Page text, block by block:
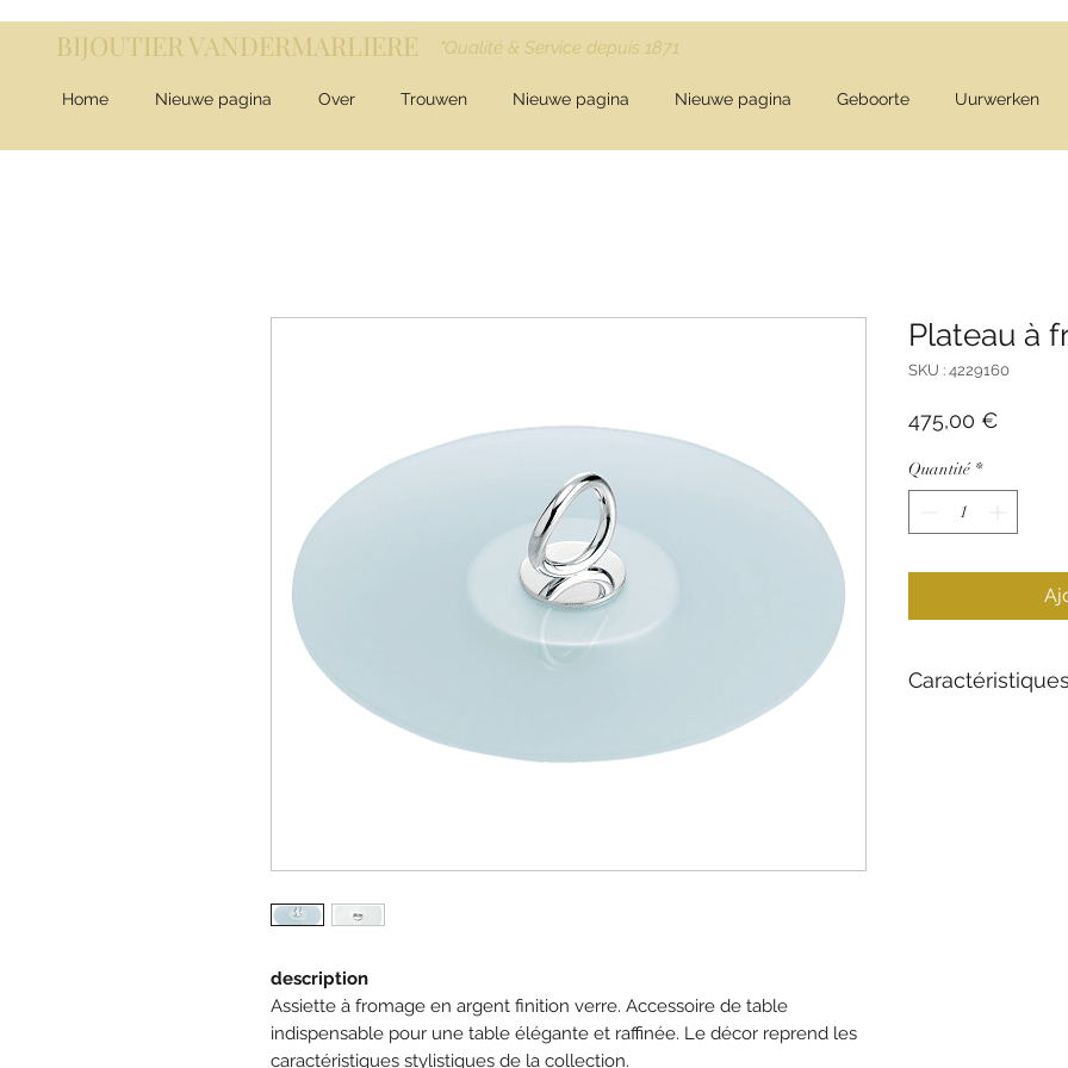
BIJOUTIER VANDERMARLIERE "Qualité & Service depuis 1871
Home Nieuwe pagina Over Trouwen Nieuwe pagina Nieuwe pagina Geboorte Uurwerken
description
Assiette à fromage en argent finition verre. Accessoire de table
indispensable pour une table élégante et raffinée. Le décor reprend les
caractéristiques stylistiques de la collection.
Plateau à
SKU : 4229160
475,00 €Prix
Quantité *
Caractéristiques